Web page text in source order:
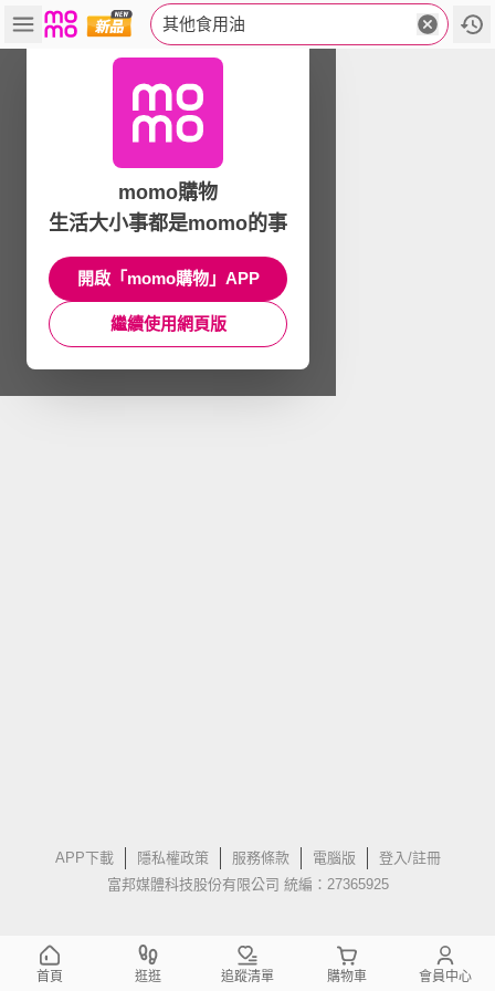
其他食用油
APP下載 隱私權政策 服務條款 電腦版
登入/註冊
富邦媒體科技股份有限公司 統編：27365925
momo購物
生活大小事都是momo的事
開啟「momo購物」APP
繼續使用網頁版
首頁 逛逛 追蹤清單 購物車 會員中心